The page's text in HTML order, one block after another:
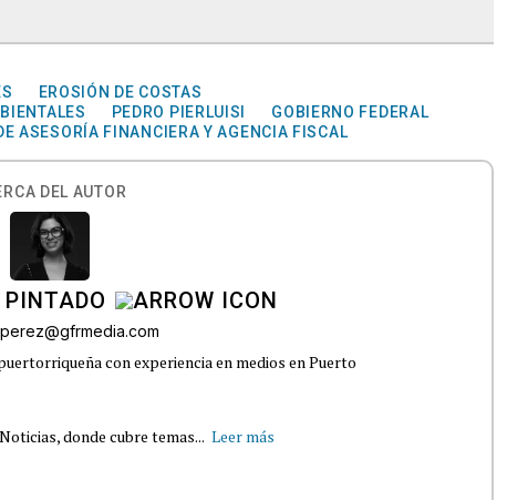
EROSIÓN DE COSTAS
PEDRO PIERLUISI
GOBIERNO FEDERAL
ASESORÍA FINANCIERA Y AGENCIA FISCAL
DEL AUTOR
con experiencia en medios en Puerto
donde cubre temas... Leer más